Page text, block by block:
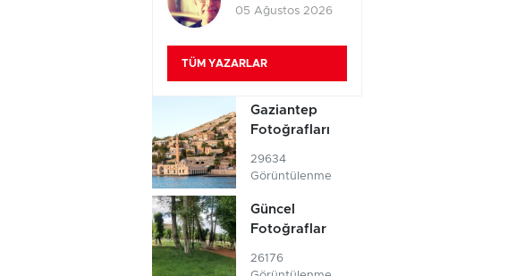
05 Ağustos 2026
TÜM YAZARLAR
Gaziantep
Fotoğrafları
29634
Görüntülenme
Güncel
Fotoğraflar
26176